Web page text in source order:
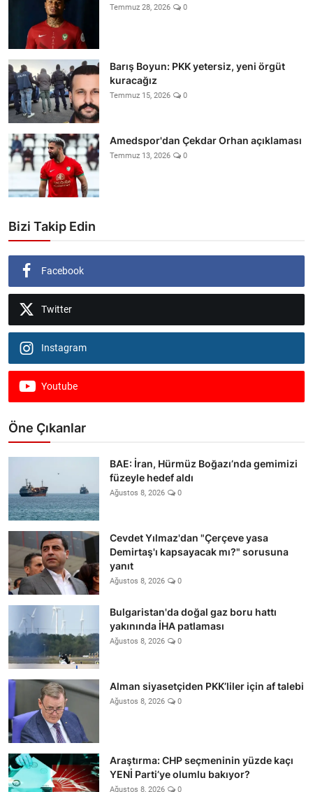
Temmuz 28, 2026 0
Barış Boyun: PKK yetersiz, yeni örgüt
kuracağız
Temmuz 15, 2026 0
Amedspor'dan Çekdar Orhan açıklaması
Temmuz 13, 2026 0
Bizi Takip Edin
Facebook
Twitter
Instagram
Youtube
Öne Çıkanlar
BAE: İran, Hürmüz Boğazı’nda gemimizi
füzeyle hedef aldı
Ağustos 8, 2026 0
Cevdet Yılmaz'dan "Çerçeve yasa
Demirtaş'ı kapsayacak mı?" sorusuna
yanıt
Ağustos 8, 2026 0
Bulgaristan'da doğal gaz boru hattı
yakınında İHA patlaması
Ağustos 8, 2026 0
Alman siyasetçiden PKK’liler için af talebi
Ağustos 8, 2026 0
Araştırma: CHP seçmeninin yüzde kaçı
YENİ Parti’ye olumlu bakıyor?
Ağustos 8, 2026 0